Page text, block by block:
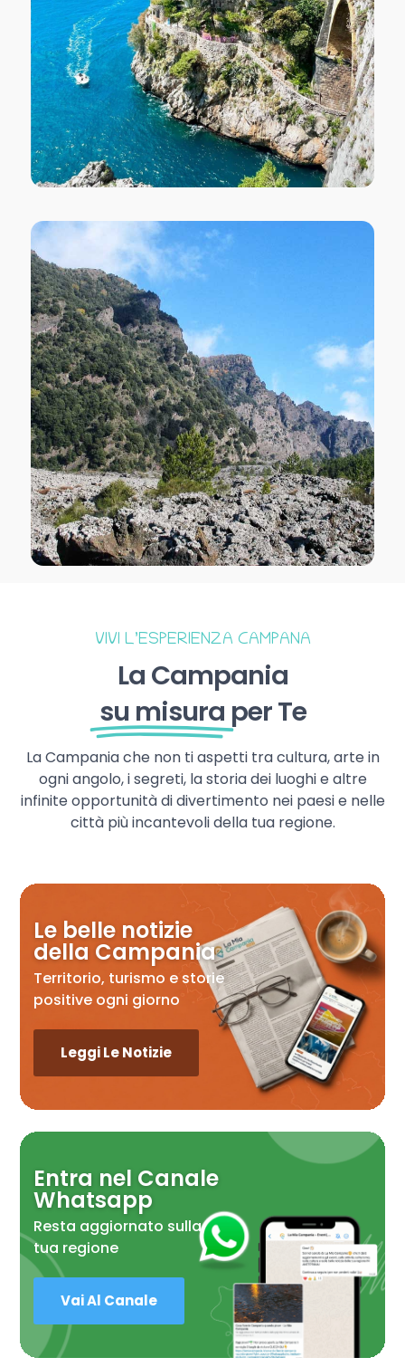
VIVI L’ESPERIENZA CAMPANA
La Campania
su misura per Te
La Campania che non ti aspetti tra cultura, arte in
ogni angolo, i segreti, la storia dei luoghi e altre
infinite opportunità di divertimento nei paesi e nelle
città più incantevoli della tua regione.
Le belle notizie
della Campania
Territorio, turismo e storie
positive ogni giorno
Leggi Le Notizie
Entra nel Canale
Whatsapp
Resta aggiornato sulla
tua regione
Vai Al Canale